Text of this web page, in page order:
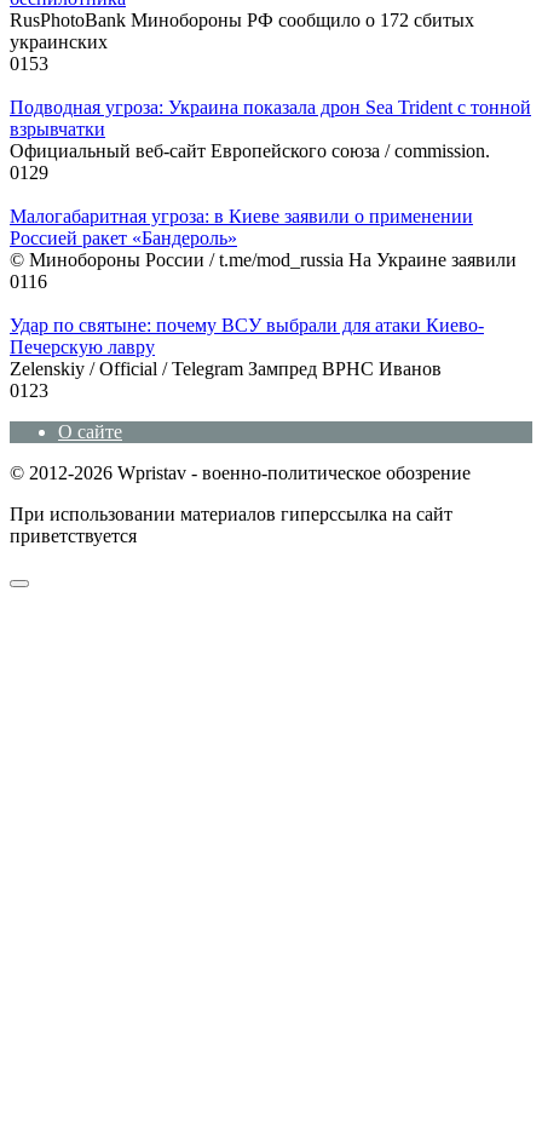
RusPhotoBank Минобороны РФ сообщило о 172 сбитых
украинских
0153
Подводная угроза: Украина показала дрон Sea Trident с тонной
взрывчатки
Официальный веб-сайт Европейского союза / commission.
0129
Малогабаритная угроза: в Киеве заявили о применении
Россией ракет «Бандероль»
© Минобороны России / t.me/mod_russia На Украине заявили
0116
Удар по святыне: почему ВСУ выбрали для атаки Киево-
Печерскую лавру
Zеlеnskiу / Оfficiаl / Telegram Зампред ВРНС Иванов
0123
О сайте
© 2012-2026 Wpristav - военно-политическое обозрение
При использовании материалов гиперссылка на сайт
приветствуется